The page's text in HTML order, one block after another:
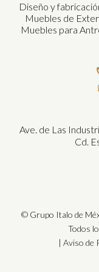
Diseño y
Muebles de
Muebles para
Ave. de Las
Cd.
© Grupo Italo de
Todos
| Aviso de